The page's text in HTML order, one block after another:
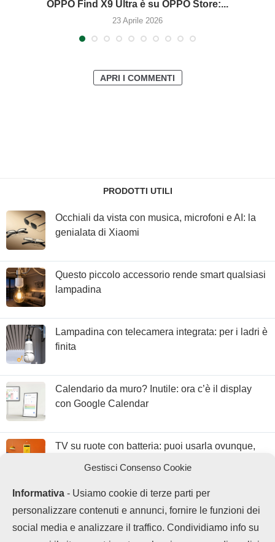
Gestisci Consenso Cookie
Informativa - Usiamo cookie di terze parti per
personalizzare contenuti e annunci, fornire le funzioni dei
social media e analizzare il traffico. Condividiamo info su
OPPO Find X9 Ultra è su OPPO Store:...
23 Aprile 2026
APRI I COMMENTI
PRODOTTI UTILI
Occhiali da vista con musica, microfoni e AI: la
genialata di Xiaomi
Questo piccolo accessorio rende smart qualsiasi
lampadina
Lampadina con telecamera integrata: per i ladri è
finita
Calendario da muro? Inutile: ora c’è il display
con Google Calendar
TV su ruote con batteria: puoi usarla ovunque,